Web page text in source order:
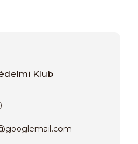
Klub
googlemail.com